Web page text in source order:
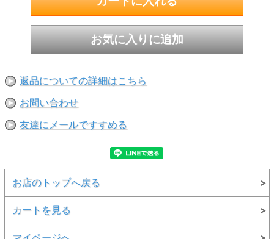
返品についての詳細はこちら
お問い合わせ
友達にメールですすめる
お店のトップへ戻る
カートを見る